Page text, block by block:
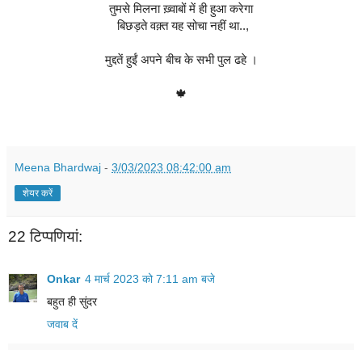
तुमसे मिलना ख़्वाबों में ही हुआ करेगा
बिछड़ते वक़्त यह सोचा नहीं था..,
मुद्दतें हुईं अपने बीच के सभी पुल ढहे ।
🍁
Meena Bhardwaj - 3/03/2023 08:42:00 am
शेयर करें
22 टिप्‍पणियां:
Onkar 4 मार्च 2023 को 7:11 am बजे
बहुत ही सुंदर
जवाब दें